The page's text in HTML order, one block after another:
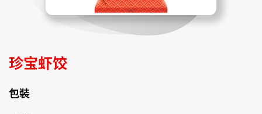
珍宝虾饺
包裝